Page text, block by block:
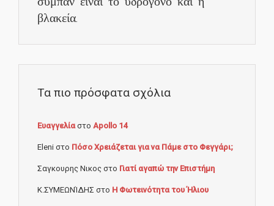
βλακεία.
Τα πιο πρόσφατα σχόλια
Ευαγγελίαστο Apollo 14
Eleni στο Πόσο Χρειάζεται για να Πάμε στο Φεγγάρι;
Σαγκουρης Νικος στο Γιατί αγαπώ την Επιστήμη
Κ.ΣΥΜΕΩΝΊΔΗΣ στο Η Φωτεινότητα του Ήλιου